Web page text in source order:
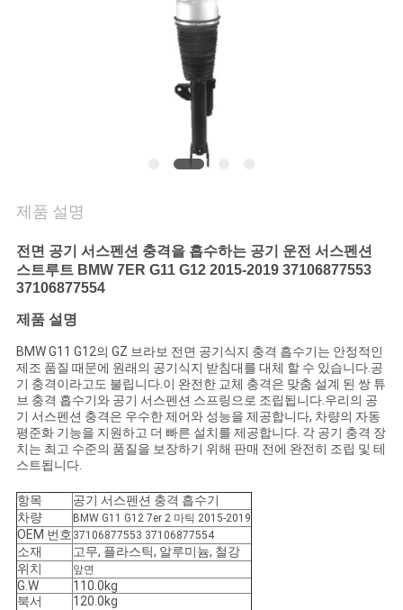
요
청
하
다
사
이
트
맵
PRIVACY
POLICY
제품 설명
전면 공기 서스펜션 충격을 흡수하는 공기 운전 서스펜션
스트루트 BMW 7ER G11 G12 2015-2019 37106877553
37106877554
제품 설명
BMW G11 G12의 GZ 브라보 전면 공기식지 충격 흡수기는 안정적인
제조 품질 때문에 원래의 공기식지 받침대를 대체 할 수 있습니다.공
기 충격이라고도 불립니다.이 완전한 교체 충격은 맞춤 설계 된 쌍 튜
브 충격 흡수기와 공기 서스펜션 스프링으로 조립됩니다.우리의 공
기 서스펜션 충격은 우수한 제어와 성능을 제공합니다, 차량의 자동
평준화 기능을 지원하고 더 빠른 설치를 제공합니다. 각 공기 충격 장
치는 최고 수준의 품질을 보장하기 위해 판매 전에 완전히 조립 및 테
스트됩니다.
항목
공기 서스펜션 충격 흡수기
차량
BMW G11 G12 7er 2 마틱 2015-2019
OEM 번호 37106877553 37106877554
소재
고무, 플라스틱, 알루미늄, 철강
위치
앞면
G.W
110.0kg
북서
120.0kg